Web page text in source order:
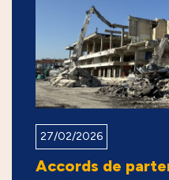
27/02/2026
Accords de